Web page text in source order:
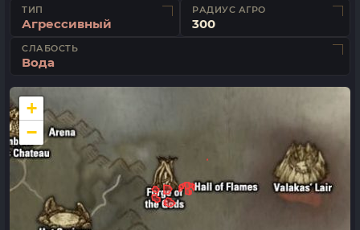
ТИП
Агрессивный
РАДИУС АГРО
300
СЛАБОСТЬ
Вода
+
−